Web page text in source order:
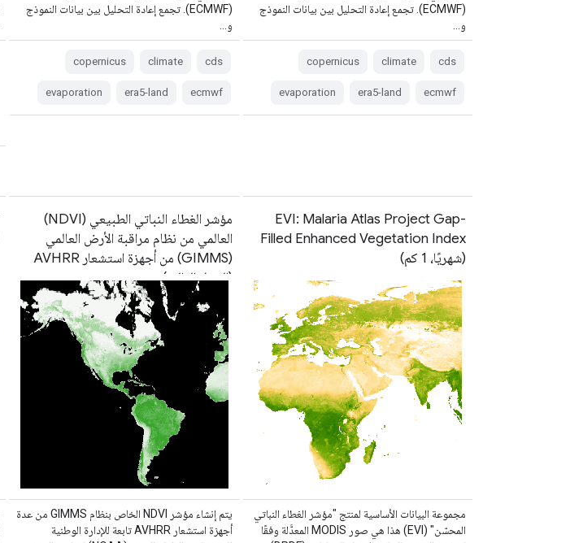
(ECMWF). تجمع إعادة التحليل بين بيانات النموذج
و…
cds
climate
copernicus
ecmwf
era5-land
evaporation
(ECMWF). تجمع إعادة التحليل بين بيانات النموذج
و…
cds
climate
copernicus
ecmwf
era5-land
evaporation
EVI: Malaria Atlas Project Gap-
Filled Enhanced Vegetation Index
(شهريًا، 1 كم)
مجموعة البيانات الأساسية لمنتج "مؤشر الغطاء النباتي
المحسّن" (EVI) هذا هي صور MODIS المعدَّلة وفقًا
مؤشر الغطاء النباتي الطبيعي (NDVI)
العالمي من نظام مراقبة الأرض العالمي
(GIMMS) من أجهزة استشعار AVHRR
(الجيل الثالث)
يتم إنشاء مؤشر NDVI الخاص بنظام GIMMS من عدة
أجهزة استشعار AVHRR تابعة للإدارة الوطنية